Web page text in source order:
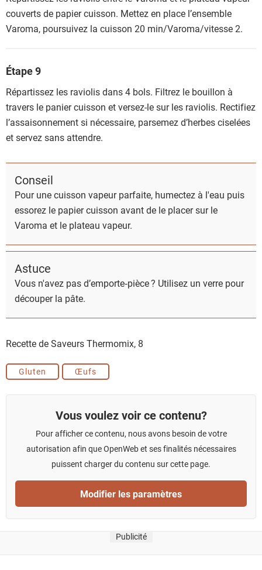
couverts de papier cuisson. Mettez en place l’ensemble
Varoma, poursuivez la cuisson 20 min/Varoma/vitesse 2.
Étape 9
Répartissez les raviolis dans 4 bols. Filtrez le bouillon à
travers le panier cuisson et versez-le sur les raviolis. Rectifiez
l’assaisonnement si nécessaire, parsemez d’herbes ciselées
et servez sans attendre.
Conseil
Pour une cuisson vapeur parfaite, humectez à l'eau puis
essorez le papier cuisson avant de le placer sur le
Varoma et le plateau vapeur.
Astuce
Vous n'avez pas d’emporte‑pièce ? Utilisez un verre pour
découper la pâte.
Recette de Saveurs Thermomix, 8
Gluten Œufs
Vous voulez voir ce contenu?
Pour afficher ce contenu, nous avons besoin de votre
autorisation afin que OpenWeb et ses finalités nécessaires
puissent charger du contenu sur cette page.
Modifier les paramètres
Publicité